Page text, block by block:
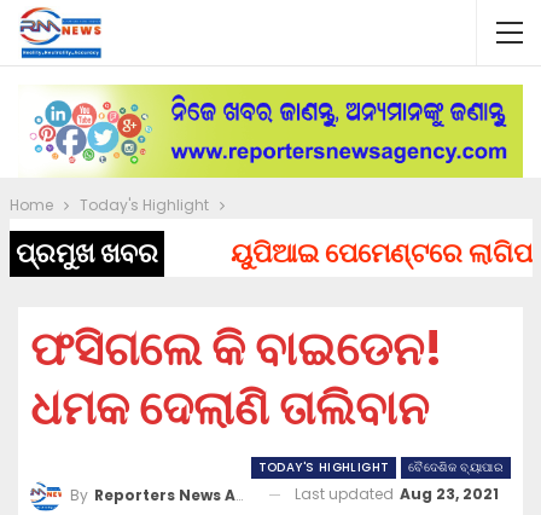
Home Today's Highlight
ପ୍ରମୁଖ ଖବର ୟୁପିଆଇ ପେମେଣ୍ଟରେ ଲାଗିପାରେ
ଫସିଗଲେ କି ବାଇଡେନ!
ଧମକ ଦେଲାଣି ତାଲିବାନ
TODAY'S HIGHLIGHT ବୈଦେଶିକ ବ୍ୟାପାର
By Reporters News Agency Last updated Aug 23, 2021